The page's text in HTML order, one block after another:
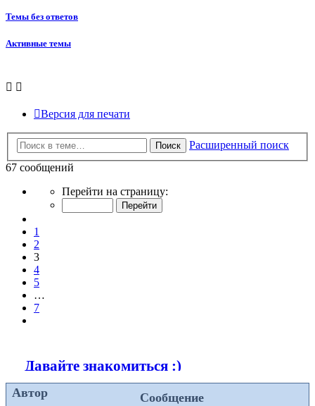
Темы без ответов
Активные темы
Версия для печати
Поиск
Расширенный поиск
67 сообщений
Страница
7
Перейти на страницу:
1
2
3
4
5
…
7
Давайте знакомиться :)
Автор Сообщение